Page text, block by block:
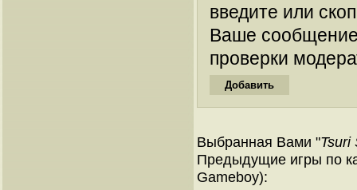
введите или
Ваше
проверки
Выбранная Вами "Tsuri
Предыдущие игры по
Gameboy):